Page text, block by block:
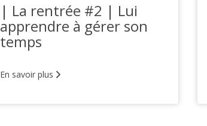
| La rentrée #2 | Lui
apprendre à gérer son
temps
En savoir plus